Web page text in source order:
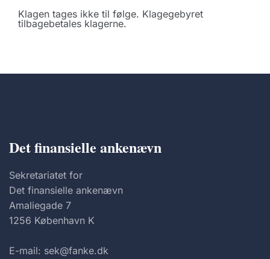
Klagen tages ikke til følge. Klagegebyret
tilbagebetales klagerne.
Det finansielle ankenævn
Sekretariatet for
Det finansielle ankenævn
Amaliegade 7
1256 København K
E-mail: sek@fanke.dk